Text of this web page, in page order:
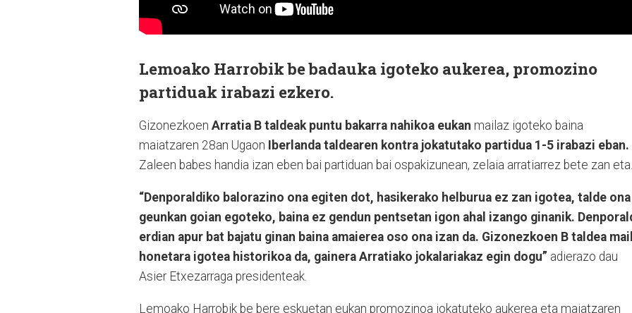
Lemoako Harrobik be badauka igoteko aukerea, promozino
partiduak irabazi ezkero.
Gizonezkoen Arratia B taldeak puntu bakarra nahikoa eukan mailaz igoteko baina
maiatzaren 28an Ugaon
Iberlanda taldearen kontra jokatutako partidua 1-5 irabazi eban.
Zaleen babes handia izan eben bai partiduan bai ospakizunean, zelaia arratiarrez bete zan eta.
“Denporaldiko balorazino ona egiten dot, hasikerako helburua ez zan igotea, talde ona
geunkan goian egoteko, baina ez gendun pentsetan igon ahal izango ginanik.
erdian apur bat bajatu ginan baina amaierea oso ona izan da. Gizonezkoen B taldea
honetara igotea historikoa da, gainera Arratiako jokalariakaz egin dogu” adierazo dau
Asier Etxezarraga presidenteak.
Lemoako Harrobik be bere eskuetan eukan promozinoa jokatuteko aukerea eta maiatzaren